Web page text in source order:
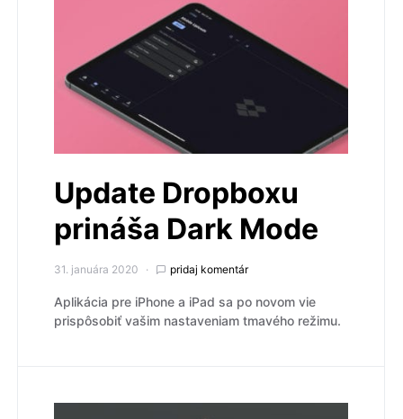
Update Dropboxu
prináša Dark Mode
31. januára 2020 pridaj komentár
Aplikácia pre iPhone a iPad sa po novom vie
prispôsobiť vašim nastaveniam tmavého režimu.